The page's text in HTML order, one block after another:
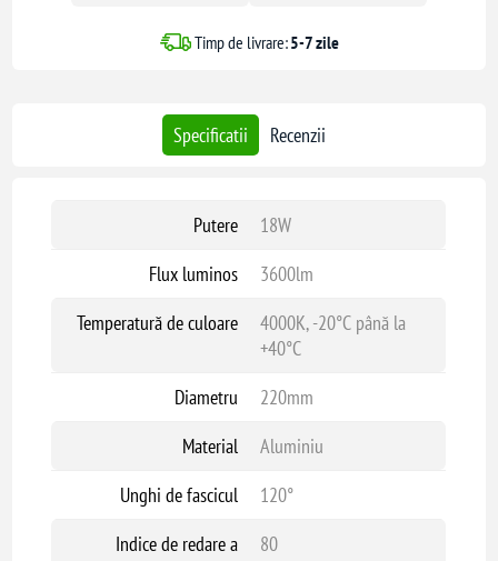
Timp de livrare:5-7 zile
Specificatii Recenzii
Putere
18W
Flux luminos
3600lm
Temperatură de culoare
4000K, -20°C până la
+40°C
Diametru
220mm
Material
Aluminiu
Unghi de fascicul
120°
Indice de redare a
80